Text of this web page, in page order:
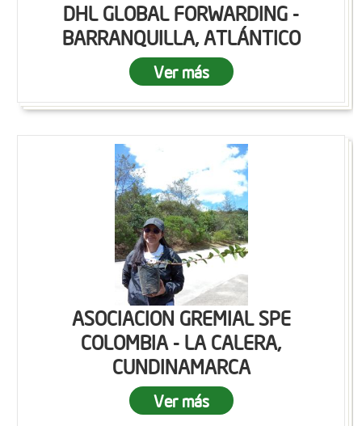
DHL GLOBAL FORWARDING -
BARRANQUILLA, ATLÁNTICO
Ver más
ASOCIACION GREMIAL SPE
COLOMBIA - LA CALERA,
CUNDINAMARCA
Ver más